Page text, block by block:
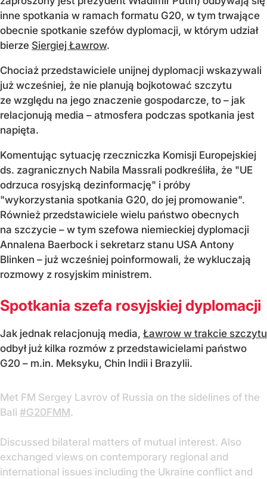
inne spotkania w ramach formatu G20, w tym trwające
obecnie spotkanie szefów dyplomacji, w którym udział
bierze Siergiej Ławrow.
Chociaż przedstawiciele unijnej dyplomacji wskazywali
już wcześniej, że nie planują bojkotować szczytu
ze względu na jego znaczenie gospodarcze, to – jak
relacjonują media – atmosfera podczas spotkania jest
napięta.
Komentując sytuację rzeczniczka Komisji Europejskiej
ds. zagranicznych Nabila Massrali podkreśliła, że "UE
odrzuca rosyjską dezinformację" i próby
"wykorzystania spotkania G20, do jej promowanie".
Również przedstawiciele wielu państwo obecnych
na szczycie – w tym szefowa niemieckiej dyplomacji
Annalena Baerbock i sekretarz stanu USA Antony
Blinken – już wcześniej poinformowali, że wykluczają
rozmowy z rosyjskim ministrem.
Spotkania szefa rosyjskiej dyplomacji
Jak jednak relacjonują media, Ławrow w trakcie szczytu
odbył już kilka rozmów z przedstawicielami państwo
G20 – m.in. Meksyku, Chin Indii i Brazylii.
Met FM Sergey Lavrov of Russia on the sidelines of the
Bali #G20FMM.
Discussed bilateral matters of mutual interest. Also
exchanged views on contemporary regional and
international issues including the Ukraine conflict and